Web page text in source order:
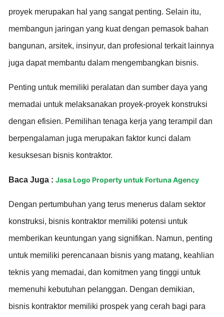
proyek merupakan hal yang sangat penting. Selain itu,
membangun jaringan yang kuat dengan pemasok bahan
bangunan, arsitek, insinyur, dan profesional terkait lainnya
juga dapat membantu dalam mengembangkan bisnis.
Penting untuk memiliki peralatan dan sumber daya yang
memadai untuk melaksanakan proyek-proyek konstruksi
dengan efisien. Pemilihan tenaga kerja yang terampil dan
berpengalaman juga merupakan faktor kunci dalam
kesuksesan bisnis kontraktor.
Baca Juga : Jasa Logo Property untuk Fortuna Agency
Dengan pertumbuhan yang terus menerus dalam sektor
konstruksi, bisnis kontraktor memiliki potensi untuk
memberikan keuntungan yang signifikan. Namun, penting
untuk memiliki perencanaan bisnis yang matang, keahlian
teknis yang memadai, dan komitmen yang tinggi untuk
memenuhi kebutuhan pelanggan. Dengan demikian,
bisnis kontraktor memiliki prospek yang cerah bagi para